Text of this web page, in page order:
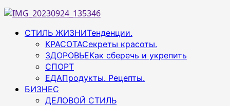
Основное
СТИЛЬ ЖИЗНИТенденции.
КРАСОТАСекреты красоты.
ЗДОРОВЬЕКак сберечь и укрепить
СПОРТ
ЕДАПродукты. Рецепты.
БИЗНЕС
ДЕЛОВОЙ СТИЛЬ